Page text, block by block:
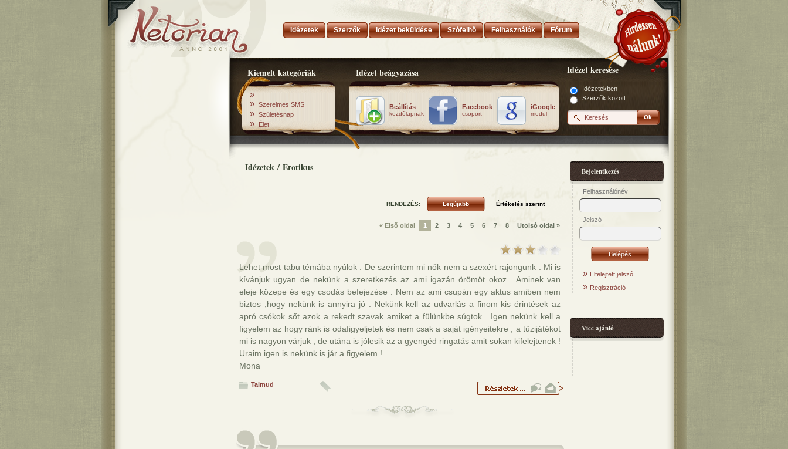
Idézetek Szerzők Idézet beküldése Szófelhő Felhasználók Fórum
Kiemelt kategóriák
»
» Szerelmes SMS
» Születésnap
» Élet
Idézet beágyazása
Beállítás
kezdőlapnak
Facebook
csoport
iGoogle
modul
Idézet keresése
Idézetekben
Szerzők között
Ok
Idézetek / Erotikus
RENDEZÉS:
« Első oldal 1 2 3 4 5 6 7 8 Utolsó oldal »
Lehet most tabu témába nyúlok . De szerintem mi nők nem a szexért rajongunk . Mi is
kívánjuk ugyan de nekünk a szeretkezés az ami igazán örömöt okoz . Aminek van
eleje közepe és egy csodás befejezése . Nem az ami csupán egy aktus amiben nem
biztos ,hogy nekünk is annyira jó . Nekünk kell az udvarlás a finom kis érintések az
apró csókok sőt azok a rekedt szavak amiket a fülünkbe súgtok . Igen nekünk kell a
figyelem az hogy ránk is odafigyeljetek és nem csak a saját igényeitekre , a tűzijátékot
mi is nagyon várjuk , de utána is jólesik az a gyengéd ringatás amit sokan kifelejtenek !
Uraim igen is nekünk is jár a figyelem !
Mona
Talmud
Bejelentkezés
Felhasználónév
Jelszó
» Elfelejtett jelszó
» Regisztráció
Vicc ajánló